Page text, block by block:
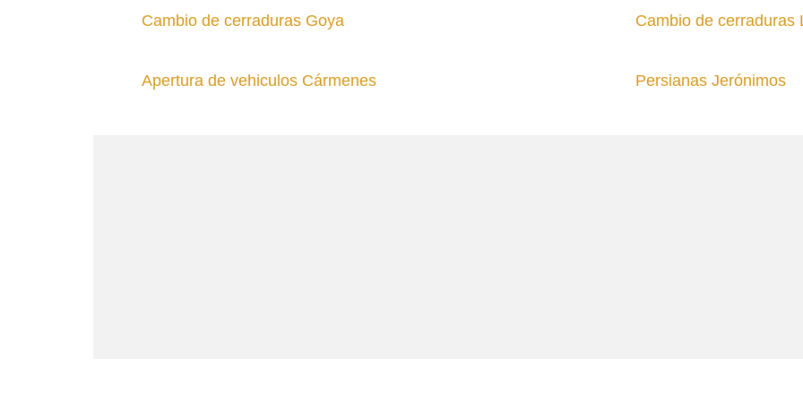
Cambio de cerraduras Goya Cambio de cerraduras
Apertura de vehiculos Cármenes Persianas Jerónimos